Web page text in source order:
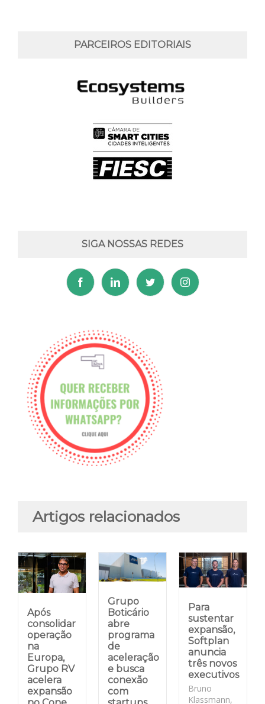
PARCEIROS EDITORIAIS
SIGA NOSSAS REDES
Artigos relacionados
Após
consolidar
operação
na
Europa,
Grupo RV
acelera
expansão
Grupo
Boticário
abre
programa
de
aceleração
e busca
conexão
com
Para
sustentar
expansão,
Softplan
anuncia
três novos
executivos
Bruno
Klassmann,